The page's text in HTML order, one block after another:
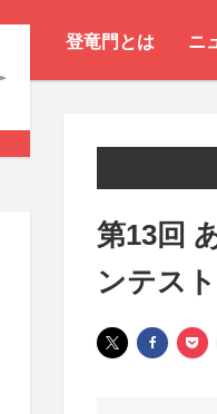
登竜門とは ニ
第13回
ンテスト